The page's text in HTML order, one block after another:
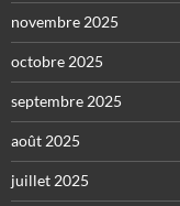
novembre 2025
octobre 2025
septembre 2025
août 2025
juillet 2025